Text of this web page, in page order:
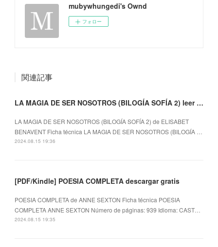
mubywhungedi's Ownd
フォロー
関連記事
LA MAGIA DE SER NOSOTROS (BILOGÍA SOFÍA 2) leer epub gratis
LA MAGIA DE SER NOSOTROS (BILOGÍA SOFÍA 2) de ELISABET
BENAVENT Ficha técnica LA MAGIA DE SER NOSOTROS (BILOGÍA …
2024.08.15 19:36
[PDF/Kindle] POESIA COMPLETA descargar gratis
POESIA COMPLETA de ANNE SEXTON Ficha técnica POESIA
COMPLETA ANNE SEXTON Número de páginas: 939 Idioma: CAST…
2024.08.15 19:35